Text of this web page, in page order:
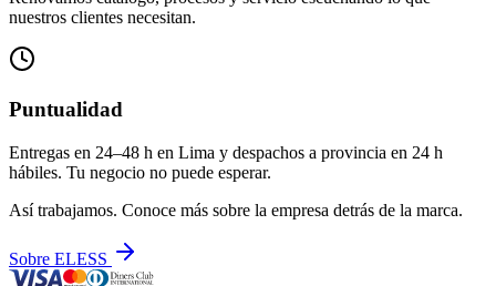
nuestros clientes necesitan.
Puntualidad
Entregas en 24–48 h en Lima y despachos a provincia en 24 h
hábiles. Tu negocio no puede esperar.
Así trabajamos. Conoce más sobre la empresa detrás de la marca.
Sobre ELESS